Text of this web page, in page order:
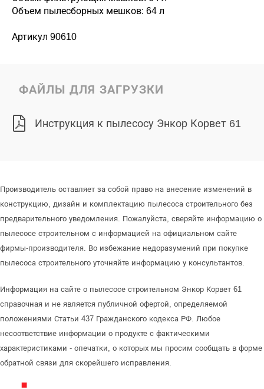
Объем пылесборных мешков: 64 л
Артикул 90610
ФАЙЛЫ ДЛЯ ЗАГРУЗКИ
Инструкция к пылесосу Энкор Корвет 61
Производитель оставляет за собой право на внесение изменений в
конструкцию, дизайн и комплектацию пылесоса строительного без
предварительного уведомления. Пожалуйста, сверяйте информацию о
пылесосе строительном с информацией на официальном сайте
фирмы-производителя. Во избежание недоразумений при покупке
пылесоса строительного уточняйте информацию у консультантов.
Информация на сайте о пылесосе строительном Энкор Корвет 61
справочная и не является публичной офертой, определяемой
положениями Статьи 437 Гражданского кодекса РФ. Любое
несоответствие информации о продукте с фактическими
характеристиками - опечатки, о которых мы просим сообщать в форме
обратной связи для скорейшего исправления.